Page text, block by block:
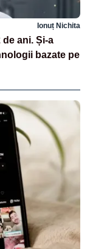
Ionuț Nichita
ani. Și-a
bazate pe